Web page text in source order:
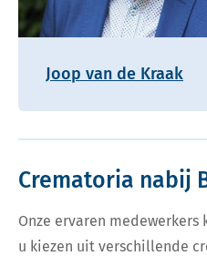
Joop van de Kraak
Crematoria nabij
Onze ervaren
u kiezen uit verschillende